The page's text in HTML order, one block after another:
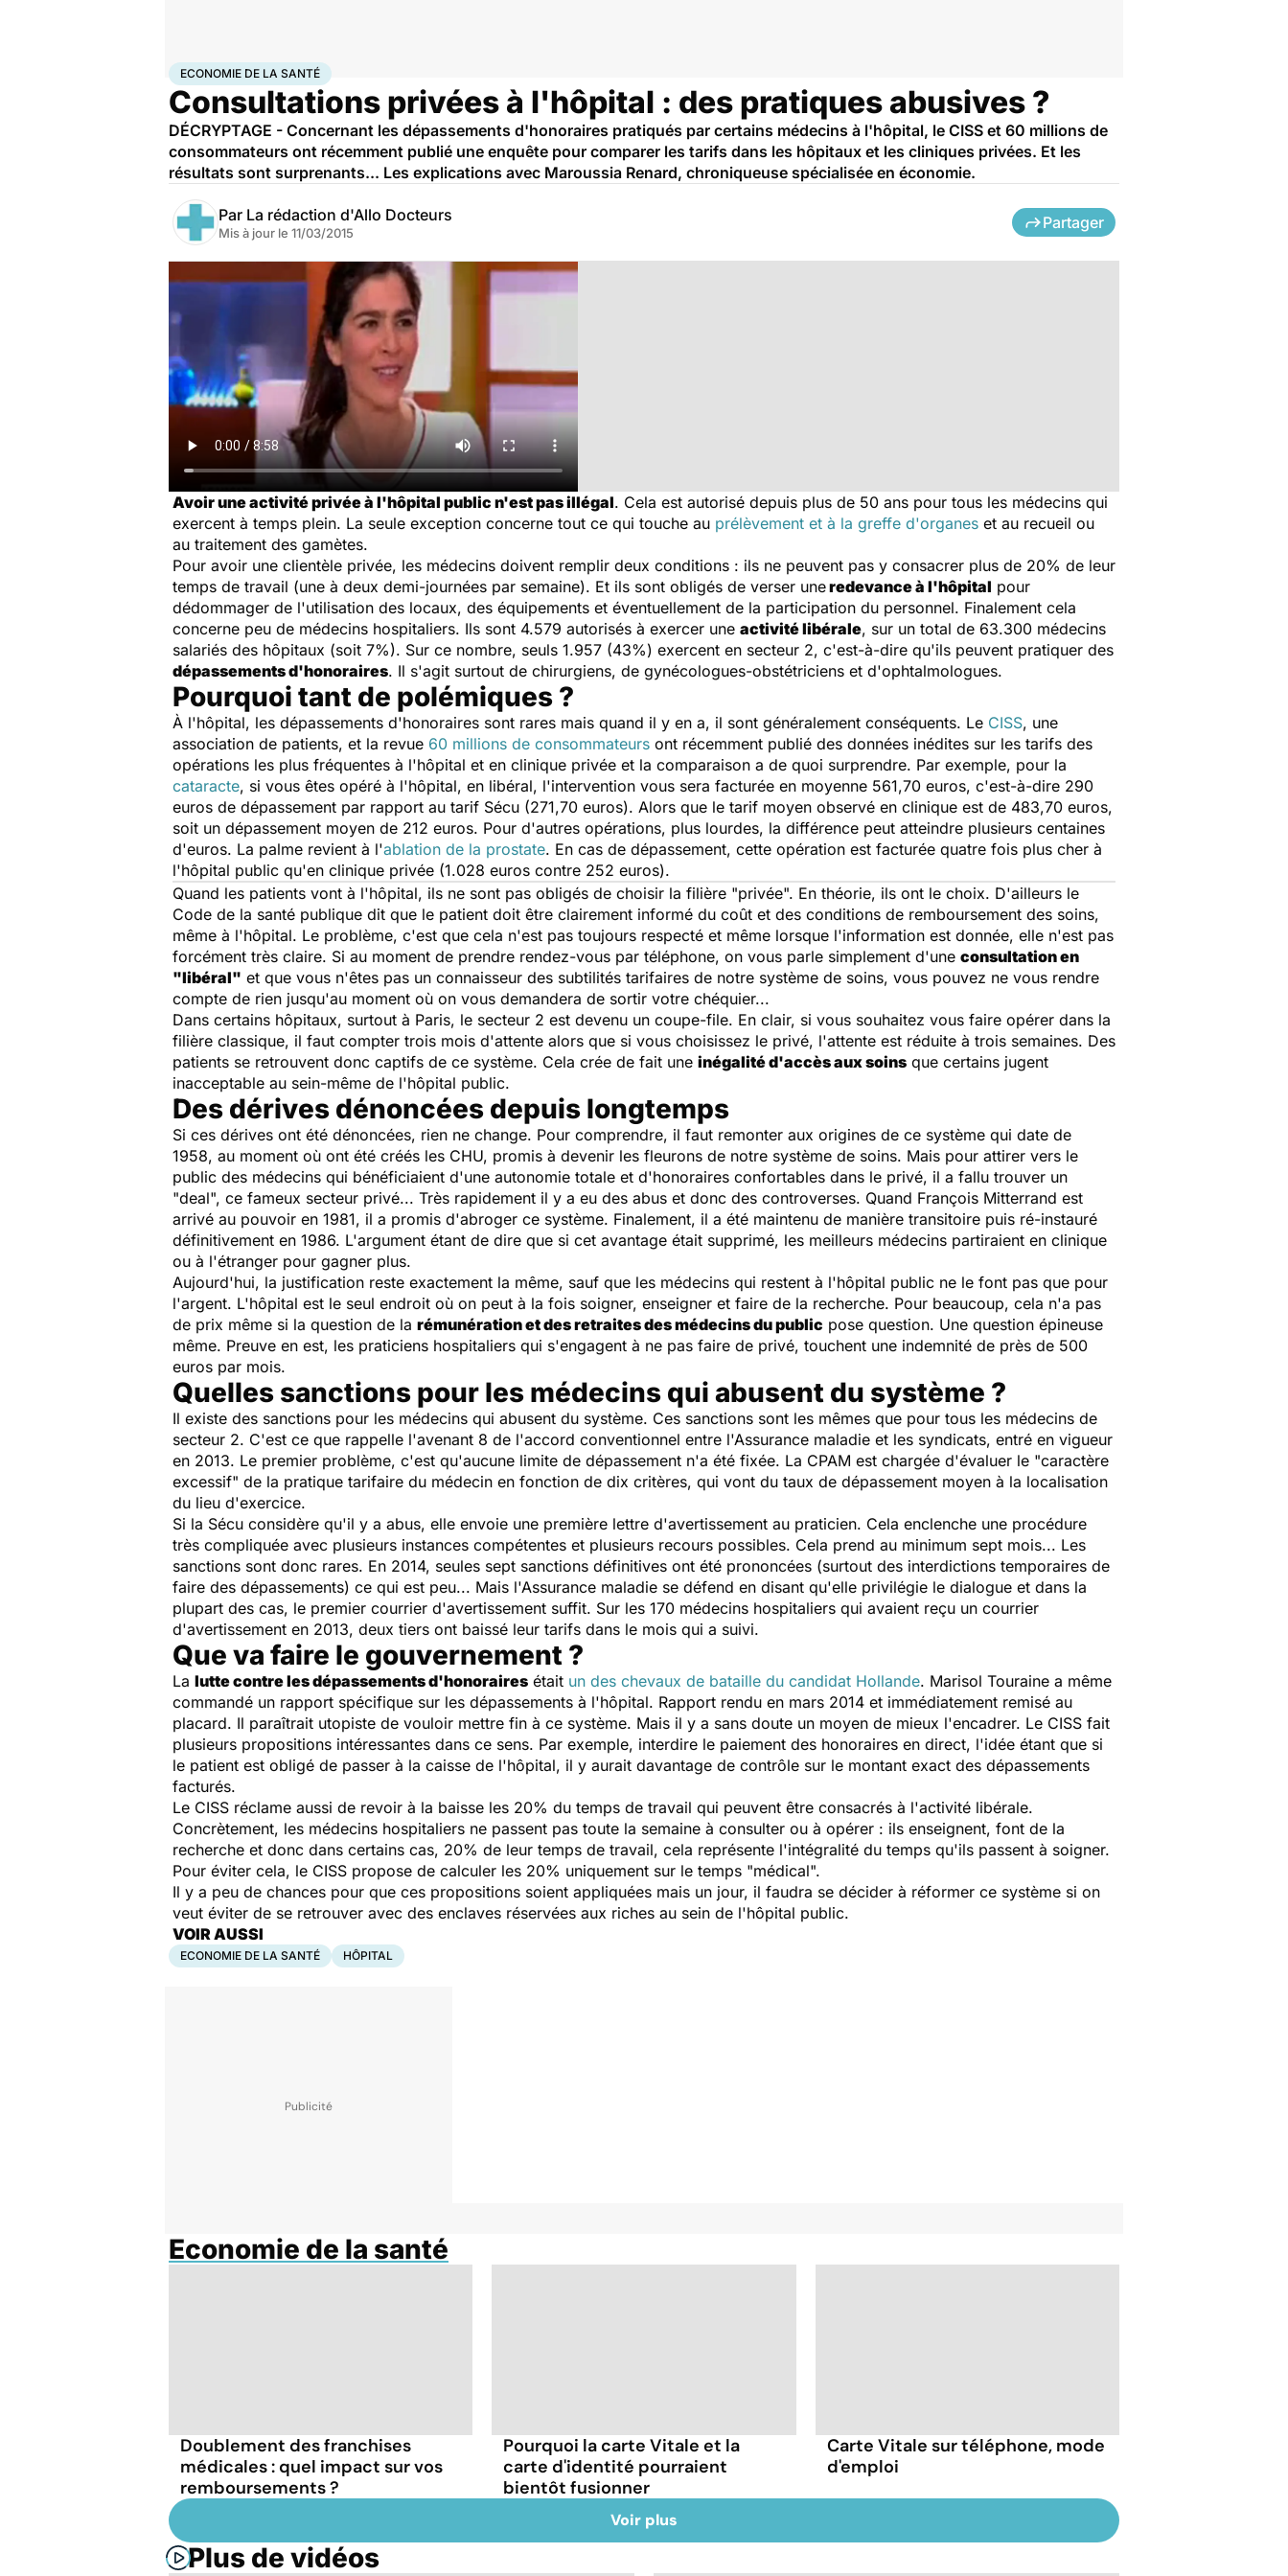
AccueilSantéSociété Économie
ECONOMIE DE LA SANTÉ
Consultations privées à l'hôpital : des pratiques abusives ?
DÉCRYPTAGE - Concernant les dépassements d'honoraires pratiqués par certains médecins à l'hôpital, le CISS et 60 millions de
consommateurs ont récemment publié une enquête pour comparer les tarifs dans les hôpitaux et les cliniques privées. Et les
résultats sont surprenants... Les explications avec Maroussia Renard, chroniqueuse spécialisée en économie.
Par La rédaction d'Allo Docteurs
Mis à jour le 11/03/2015
Partager
Avoir une activité privée à l'hôpital public n'est pas illégal. Cela est autorisé depuis plus de 50 ans pour tous les médecins qui
exercent à temps plein. La seule exception concerne tout ce qui touche au prélèvement et à la greffe d'organes et au recueil ou
au traitement des gamètes.
Pour avoir une clientèle privée, les médecins doivent remplir deux conditions : ils ne peuvent pas y consacrer plus de 20% de leur
temps de travail (une à deux demi-journées par semaine). Et ils sont obligés de verser uneredevance à l'hôpital pour
dédommager de l'utilisation des locaux, des équipements et éventuellement de la participation du personnel. Finalement cela
concerne peu de médecins hospitaliers. Ils sont 4.579 autorisés à exercer une activité libérale, sur un total de 63.300 médecins
salariés des hôpitaux (soit 7%). Sur ce nombre, seuls 1.957 (43%) exercent en secteur 2, c'est-à-dire qu'ils peuvent pratiquer des
dépassements d'honoraires. Il s'agit surtout de chirurgiens, de gynécologues-obstétriciens et d'ophtalmologues.
Pourquoi tant de polémiques ?
À l'hôpital, les dépassements d'honoraires sont rares mais quand il y en a, il sont généralement conséquents. Le CISS, une
association de patients, et la revue 60 millions de consommateurs ont récemment publié des données inédites sur les tarifs des
opérations les plus fréquentes à l'hôpital et en clinique privée et la comparaison a de quoi surprendre. Par exemple, pour la
cataracte, si vous êtes opéré à l'hôpital, en libéral, l'intervention vous sera facturée en moyenne 561,70 euros, c'est-à-dire 290
euros de dépassement par rapport au tarif Sécu (271,70 euros). Alors que le tarif moyen observé en clinique est de 483,70 euros,
soit un dépassement moyen de 212 euros. Pour d'autres opérations, plus lourdes, la différence peut atteindre plusieurs centaines
d'euros. La palme revient à l'ablation de la prostate. En cas de dépassement, cette opération est facturée quatre fois plus cher à
l'hôpital public qu'en clinique privée (1.028 euros contre 252 euros).
Quand les patients vont à l'hôpital, ils ne sont pas obligés de choisir la filière "privée". En théorie, ils ont le choix. D'ailleurs le
Code de la santé publique dit que le patient doit être clairement informé du coût et des conditions de remboursement des soins,
même à l'hôpital. Le problème, c'est que cela n'est pas toujours respecté et même lorsque l'information est donnée, elle n'est pas
forcément très claire. Si au moment de prendre rendez-vous par téléphone, on vous parle simplement d'une consultation en
"libéral" et que vous n'êtes pas un connaisseur des subtilités tarifaires de notre système de soins, vous pouvez ne vous rendre
compte de rien jusqu'au moment où on vous demandera de sortir votre chéquier...
Dans certains hôpitaux, surtout à Paris, le secteur 2 est devenu un coupe-file. En clair, si vous souhaitez vous faire opérer dans la
filière classique, il faut compter trois mois d'attente alors que si vous choisissez le privé, l'attente est réduite à trois semaines. Des
patients se retrouvent donc captifs de ce système. Cela crée de fait une inégalité d'accès aux soins que certains jugent
inacceptable au sein-même de l'hôpital public.
Des dérives dénoncées depuis longtemps
Si ces dérives ont été dénoncées, rien ne change. Pour comprendre, il faut remonter aux origines de ce système qui date de
1958, au moment où ont été créés les CHU, promis à devenir les fleurons de notre système de soins. Mais pour attirer vers le
public des médecins qui bénéficiaient d'une autonomie totale et d'honoraires confortables dans le privé, il a fallu trouver un
"deal", ce fameux secteur privé... Très rapidement il y a eu des abus et donc des controverses. Quand François Mitterrand est
arrivé au pouvoir en 1981, il a promis d'abroger ce système. Finalement, il a été maintenu de manière transitoire puis ré-instauré
définitivement en 1986. L'argument étant de dire que si cet avantage était supprimé, les meilleurs médecins partiraient en clinique
ou à l'étranger pour gagner plus.
Aujourd'hui, la justification reste exactement la même, sauf que les médecins qui restent à l'hôpital public ne le font pas que pour
l'argent. L'hôpital est le seul endroit où on peut à la fois soigner, enseigner et faire de la recherche. Pour beaucoup, cela n'a pas
de prix même si la question de la rémunération et des retraites des médecins du public pose question. Une question épineuse
même. Preuve en est, les praticiens hospitaliers qui s'engagent à ne pas faire de privé, touchent une indemnité de près de 500
euros par mois.
Quelles sanctions pour les médecins qui abusent du système ?
Il existe des sanctions pour les médecins qui abusent du système. Ces sanctions sont les mêmes que pour tous les médecins de
secteur 2. C'est ce que rappelle l'avenant 8 de l'accord conventionnel entre l'Assurance maladie et les syndicats, entré en vigueur
en 2013. Le premier problème, c'est qu'aucune limite de dépassement n'a été fixée. La CPAM est chargée d'évaluer le "caractère
excessif" de la pratique tarifaire du médecin en fonction de dix critères, qui vont du taux de dépassement moyen à la localisation
du lieu d'exercice.
Si la Sécu considère qu'il y a abus, elle envoie une première lettre d'avertissement au praticien. Cela enclenche une procédure
très compliquée avec plusieurs instances compétentes et plusieurs recours possibles. Cela prend au minimum sept mois... Les
sanctions sont donc rares. En 2014, seules sept sanctions définitives ont été prononcées (surtout des interdictions temporaires de
faire des dépassements) ce qui est peu... Mais l'Assurance maladie se défend en disant qu'elle privilégie le dialogue et dans la
plupart des cas, le premier courrier d'avertissement suffit. Sur les 170 médecins hospitaliers qui avaient reçu un courrier
d'avertissement en 2013, deux tiers ont baissé leur tarifs dans le mois qui a suivi.
Que va faire le gouvernement ?
La lutte contre les dépassements d'honoraires était un des chevaux de bataille du candidat Hollande. Marisol Touraine a même
commandé un rapport spécifique sur les dépassements à l'hôpital. Rapport rendu en mars 2014 et immédiatement remisé au
placard. Il paraîtrait utopiste de vouloir mettre fin à ce système. Mais il y a sans doute un moyen de mieux l'encadrer. Le CISS fait
plusieurs propositions intéressantes dans ce sens. Par exemple, interdire le paiement des honoraires en direct, l'idée étant que si
le patient est obligé de passer à la caisse de l'hôpital, il y aurait davantage de contrôle sur le montant exact des dépassements
facturés.
Le CISS réclame aussi de revoir à la baisse les 20% du temps de travail qui peuvent être consacrés à l'activité libérale.
Concrètement, les médecins hospitaliers ne passent pas toute la semaine à consulter ou à opérer : ils enseignent, font de la
recherche et donc dans certains cas, 20% de leur temps de travail, cela représente l'intégralité du temps qu'ils passent à soigner.
Pour éviter cela, le CISS propose de calculer les 20% uniquement sur le temps "médical".
Il y a peu de chances pour que ces propositions soient appliquées mais un jour, il faudra se décider à réformer ce système si on
veut éviter de se retrouver avec des enclaves réservées aux riches au sein de l'hôpital public.
VOIR AUSSI
ECONOMIE DE LA SANTÉ HÔPITAL
Economie de la santé
Doublement des franchises
médicales : quel impact sur vos
remboursements ?
Pourquoi la carte Vitale et la
carte d'identité pourraient
bientôt fusionner
Carte Vitale sur téléphone, mode
d'emploi
Voir plus
Plus de vidéos